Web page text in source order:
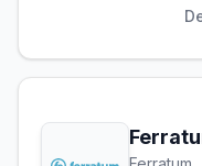
MINDESTEINLAGE